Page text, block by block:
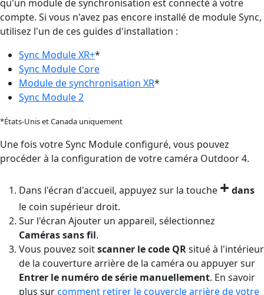
qu'un module de synchronisation est connecté à votre
compte. Si vous n'avez pas encore installé de module Sync,
utilisez l'un de ces guides d'installation :
Sync Module XR+*
Sync Module Core
Module de synchronisation XR*
Sync Module 2
*États-Unis et Canada uniquement
Une fois votre Sync Module configuré, vous pouvez
procéder à la configuration de votre caméra Outdoor 4.
Dans l'écran d'accueil, appuyez sur la touche + dans
le coin supérieur droit.
Sur l'écran Ajouter un appareil, sélectionnez
Camérassans fil.
Vous pouvez soitscanner le code QRsitué à l'intérieur
de la couverture arrière de la caméra ou appuyer sur
Entrer le numéro de série manuellement. En savoir
plus surcomment retirer le couvercle arrière de votre